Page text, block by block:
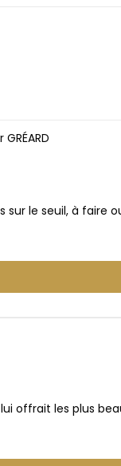
le seuil, à
offrait les plus